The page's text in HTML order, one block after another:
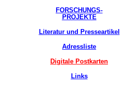
FORSCHUNGS-
PROJEKTE
Literatur und Presseartikel
Adressliste
Digitale Postkarten
Links